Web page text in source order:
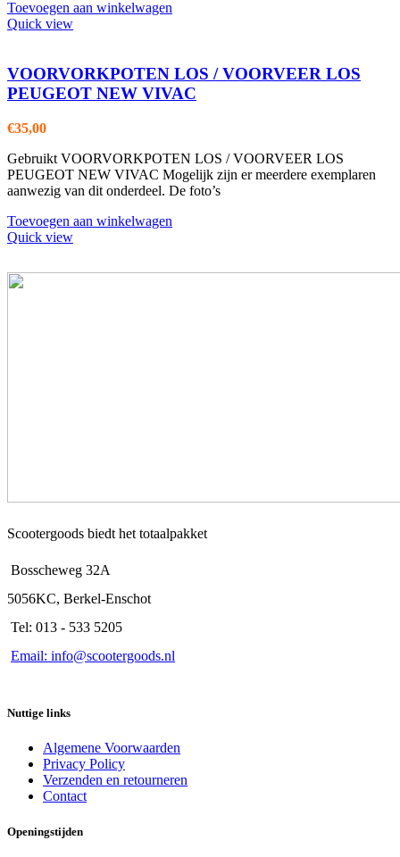
Toevoegen aan winkelwagen
Quick view
VOORVORKPOTEN LOS / VOORVEER LOS
PEUGEOT NEW VIVAC
€35,00
Gebruikt VOORVORKPOTEN LOS / VOORVEER LOS
PEUGEOT NEW VIVAC Mogelijk zijn er meerdere exemplaren
aanwezig van dit onderdeel. De foto’s
Toevoegen aan winkelwagen
Quick view
Scootergoods biedt het totaalpakket
Bosscheweg 32A
5056KC, Berkel-Enschot
Tel: 013 - 533 5205
Email: info@scootergoods.nl
Nuttige links
Algemene Voorwaarden
Privacy Policy
Verzenden en retourneren
Contact
Openingstijden